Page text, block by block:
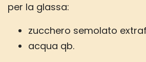
per la glassa:
zucchero semolato
acqua qb.